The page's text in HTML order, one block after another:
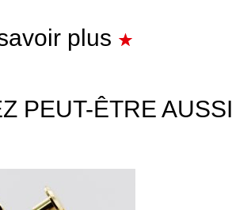
plus
PEUT-ÊTRE AUSSI